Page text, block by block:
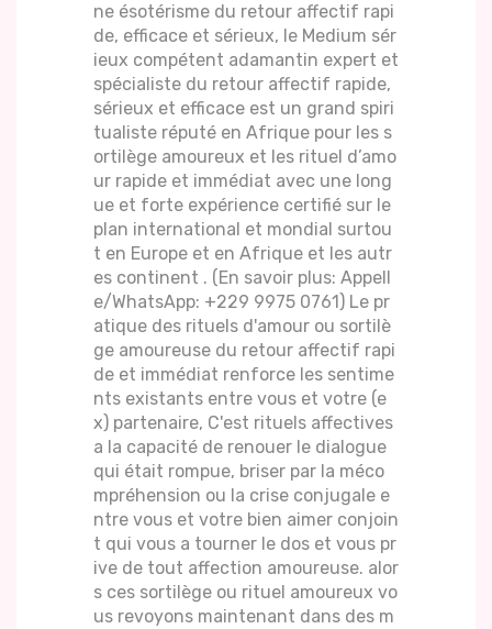
ne ésotérisme du retour affectif rapi
de, efficace et sérieux, le Medium sér
ieux compétent adamantin expert et
spécialiste du retour affectif rapide,
sérieux et efficace est un grand spiri
tualiste réputé en Afrique pour les s
ortilège amoureux et les rituel d’amo
ur rapide et immédiat avec une long
ue et forte expérience certifié sur le
plan international et mondial surtou
t en Europe et en Afrique et les autr
es continent . (En savoir plus: Appell
e/WhatsApp: +229 9975 0761) Le pr
atique des rituels d'amour ou sortilè
ge amoureuse du retour affectif rapi
de et immédiat renforce les sentime
nts existants entre vous et votre (e
x) partenaire, C'est rituels affectives
a la capacité de renouer le dialogue
qui était rompue, briser par la méco
mpréhension ou la crise conjugale e
ntre vous et votre bien aimer conjoin
t qui vous a tourner le dos et vous pr
ive de tout affection amoureuse. alor
s ces sortilège ou rituel amoureux vo
us revoyons maintenant dans des m